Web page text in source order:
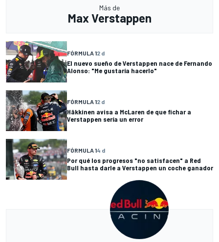
Más de
Max Verstappen
FÓRMULA 12 d
El nuevo sueño de Verstappen nace de Fernando
Alonso: "Me gustaría hacerlo"
FÓRMULA 12 d
Häkkinen avisa a McLaren de que fichar a
Verstappen sería un error
FÓRMULA 14 d
Por qué los progresos "no satisfacen" a Red
Bull hasta darle a Verstappen un coche ganador